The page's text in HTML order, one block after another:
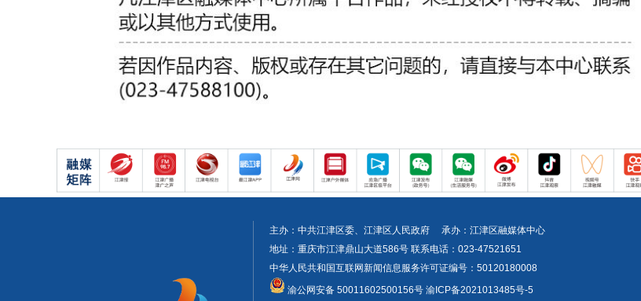
主办：中共江津区委、江津区人民政府 承办：江津区融媒体中心
地址：重庆市江津鼎山大道586号 联系电话：023-47521651
中华人民共和国互联网新闻信息服务许可证编号：50120180008
渝公网安备 50011602500156号 渝ICP备2021013485号-5